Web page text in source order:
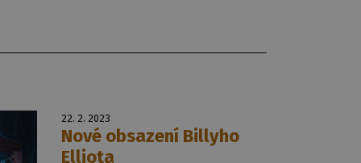
22. 2. 2023
Nové obsazení Billyho
Elliota